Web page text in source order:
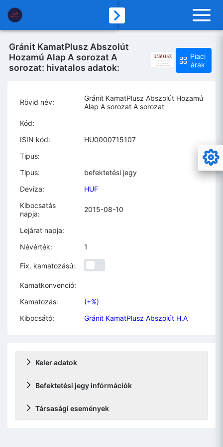
Gránit KamatPlusz Abszolút
Hozamú Alap A sorozat A
sorozat: hivatalos adatok:
Piaci
árak
Rövid név:
Gránit KamatPlusz Abszolút Hozamú
Alap A sorozat A sorozat
Kód:
ISIN kód:
HU0000715107
Tipus:
Tipus:
befektetési jegy
Deviza:
HUF
Kibocsatás
napja:
2015-08-10
Lejárat napja:
Névérték:
1
Fix. kamatozású:
Kamatkonvenció:
Kamatozás:
(+%)
Kibocsátó:
Gránit KamatPlusz Abszolút H.A
Keler adatok
Befektetési jegy infórmációk
Társasági események